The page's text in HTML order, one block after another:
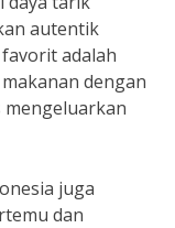
autentik
adalah
dengan
mengeluarkan
juga
dan